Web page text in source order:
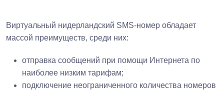
Виртуальный нидерландский SMS-номер обладает
массой преимуществ, среди них:
отправка сообщений при помощи Интернета по
наиболее низким тарифам;
подключение неограниченного количества номеров